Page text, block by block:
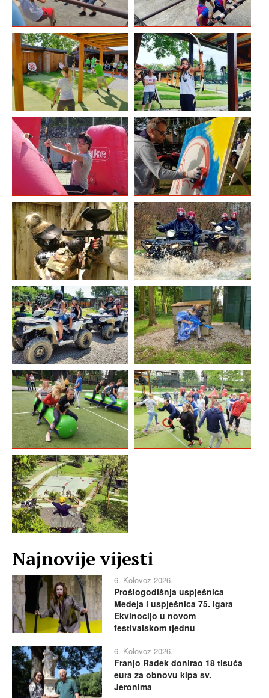
Najnovije vijesti
6. Kolovoz 2026.
Prošlogodišnja uspješnica
Medeja i uspješnica 75. Igara
Ekvinocijo u novom
festivalskom tjednu
6. Kolovoz 2026.
Franjo Radek donirao 18 tisuća
eura za obnovu kipa sv.
Jeronima